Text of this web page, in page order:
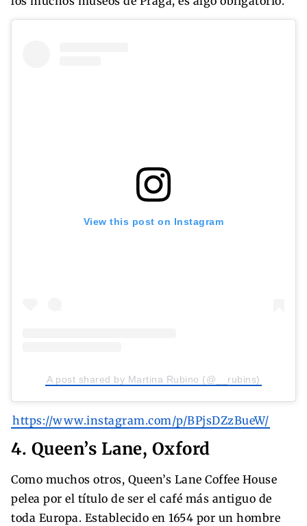
View this post on Instagram
A post shared by Martina Rubino (@__rubins)
https://www.instagram.com/p/BPjsDZzBueW/
4. Queen’s Lane, Oxford
Como muchos otros, Queen’s Lane Coffee House
pelea por el título de ser el café más antiguo de
toda Europa. Establecido en 1654 por un hombre